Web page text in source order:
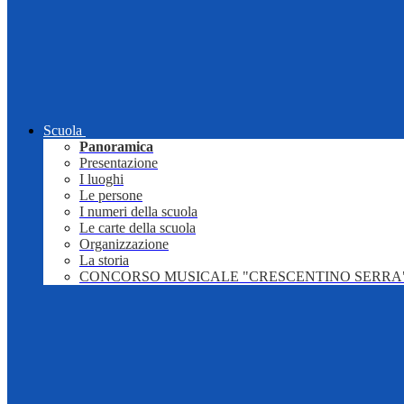
Scuola
Panoramica
Presentazione
I luoghi
Le persone
I numeri della scuola
Le carte della scuola
Organizzazione
La storia
CONCORSO MUSICALE "CRESCENTINO